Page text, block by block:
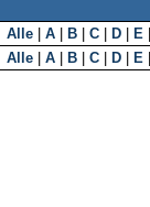
Alle A B C D E
Alle
A B C D E